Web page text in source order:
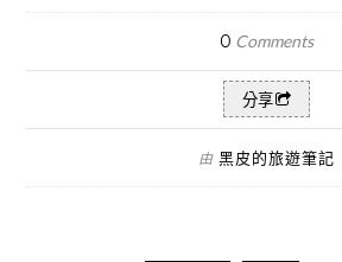
0 Comments
分享
由 黑皮的旅遊筆記